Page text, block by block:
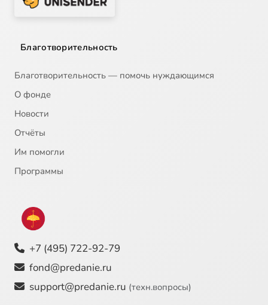
Благотворительность
Благотворительность — помочь нуждающимся
О фонде
Новости
Отчёты
Им помогли
Программы
+7 (495) 722-92-79
fond@predanie.ru
support@predanie.ru (техн.вопросы)